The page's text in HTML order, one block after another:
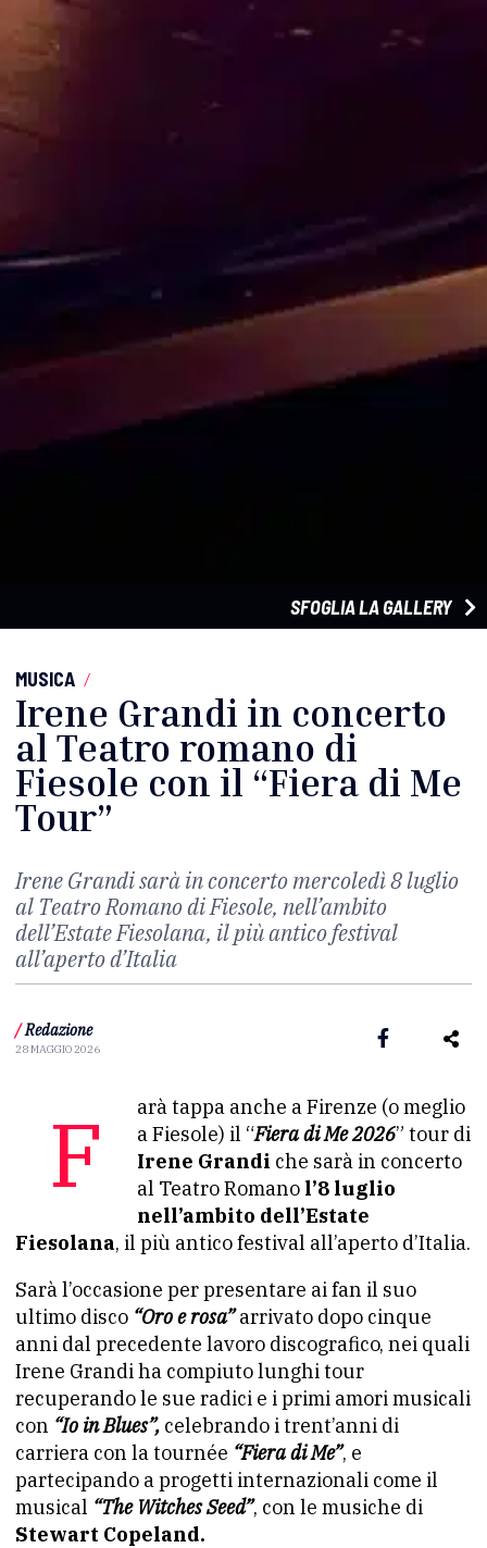
SFOGLIA LA GALLERY
MUSICA /
Irene Grandi in concerto
al Teatro romano di
Fiesole con il “Fiera di Me
Tour”
Irene Grandi sarà in concerto mercoledì 8 luglio
al Teatro Romano di Fiesole, nell’ambito
dell’Estate Fiesolana, il più antico festival
all’aperto d’Italia
/ Redazione
28 MAGGIO 2026
Farà tappa anche a Firenze (o meglio a Fiesole) il “Fiera di Me 2026” tour di
Irene Grandi che sarà in concerto
al Teatro Romano l’8 luglio
nell’ambito dell’Estate
Fiesolana, il più antico festival all’aperto d’Italia.
Sarà l’occasione per presentare ai fan il suo
ultimo disco “Oro e rosa” arrivato dopo cinque
anni dal precedente lavoro discografico, nei quali
Irene Grandi ha compiuto lunghi tour
recuperando le sue radici e i primi amori musicali
con “Io in Blues”, celebrando i trent’anni di
carriera con la tournée “Fiera di Me”, e
partecipando a progetti internazionali come il
musical “The Witches Seed”, con le musiche di
Stewart Copeland.